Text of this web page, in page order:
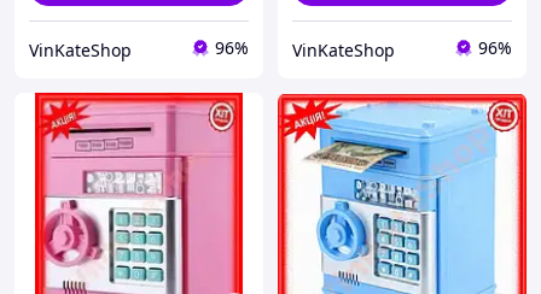
VinKateShop 96% VinKateShop 96%